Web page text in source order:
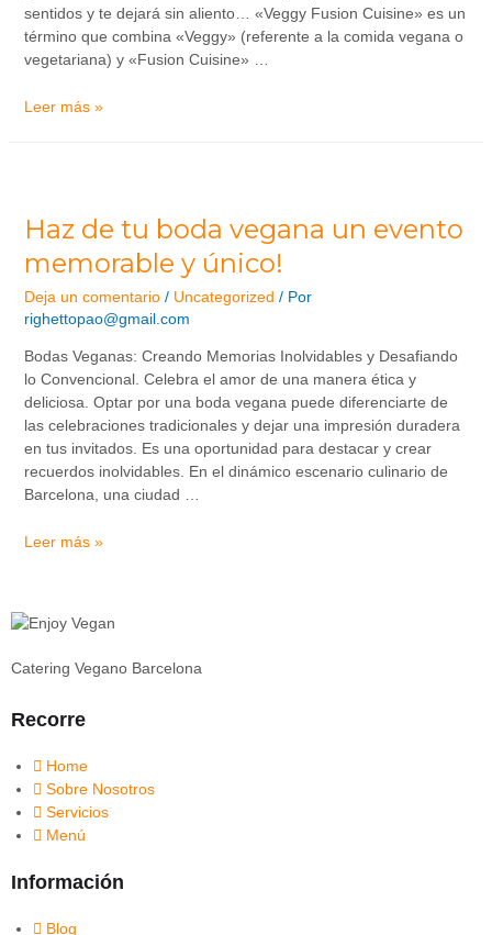
sentidos y te dejará sin aliento… «Veggy Fusion Cuisine» es un
término que combina «Veggy» (referente a la comida vegana o
vegetariana) y «Fusion Cuisine» …
Leer más »
Haz de tu boda vegana un evento
memorable y único!
Deja un comentario / Uncategorized / Por
righettopao@gmail.com
Bodas Veganas: Creando Memorias Inolvidables y Desafiando
lo Convencional. Celebra el amor de una manera ética y
deliciosa. Optar por una boda vegana puede diferenciarte de
las celebraciones tradicionales y dejar una impresión duradera
en tus invitados. Es una oportunidad para destacar y crear
recuerdos inolvidables. En el dinámico escenario culinario de
Barcelona, una ciudad …
Leer más »
Catering Vegano Barcelona
Recorre
Home
Sobre Nosotros
Servicios
Menú
Información
Blog